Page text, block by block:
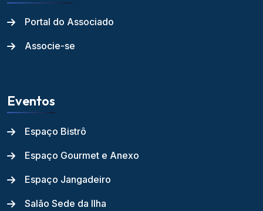
Portal do Associado
Associe-se
Eventos
Espaço Bistrô
Espaço Gourmet e Anexo
Espaço Jangadeiro
Salão Sede da Ilha